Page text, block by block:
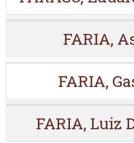
FARIA,
FARIA,
FARIA, Luiz